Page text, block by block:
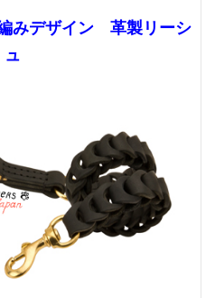
みデザイン 革製リーシ
ュ